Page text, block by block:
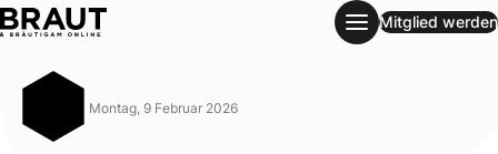
Jil (33) und Steffen (48) sagen Ja im Zillertal:
Mitglied werden
Montag, 9 Februar 2026